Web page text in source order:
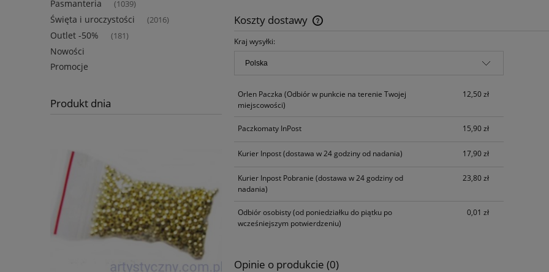
Pasmanteria (1039)
Święta i uroczystości (2016)
Outlet -50% (181)
Nowości
Promocje
Produkt dnia
Koszty dostawy
Kraj wysyłki:
Orlen Paczka (Odbiór w punkcie na terenie Twojej
miejscowości)
12,50 zł
Paczkomaty InPost 15,90 zł
Kurier Inpost(dostawa w 24 godziny od nadania) 17,90 zł
Kurier Inpost Pobranie (dostawa w 24 godziny od
nadania)
23,80 zł
Odbiór osobisty(od poniedziałku do piątku po
wcześniejszym potwierdzeniu)
0,01 zł
Opinie o produkcie (0)